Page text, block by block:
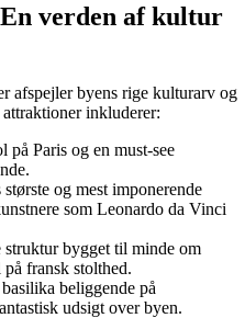
verden af kultur
afspejler byens rige kulturarv og
inkluderer:
Paris og en must-see
og mest imponerende
som Leonardo da Vinci
bygget til minde om
fransk stolthed.
beliggende på
udsigt over byen.